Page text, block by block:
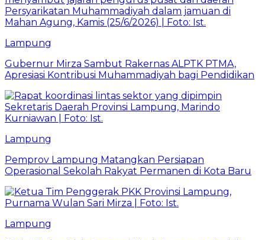
Lampung
Gubernur Mirza Sambut Rakernas ALPTK PTMA,
Apresiasi Kontribusi Muhammadiyah bagi Pendidikan
Lampung
Pemprov Lampung Matangkan Persiapan
Operasional Sekolah Rakyat Permanen di Kota Baru
Lampung